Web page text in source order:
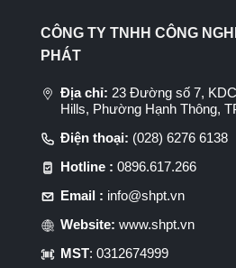
CÔNG TY TNHH CÔNG
PHÁT
Địa chỉ: 23 Đường số 7,
Hills, Phường Hạnh Thông,
Điện thoại: (028) 6276 6138
Hotline : 0896.617.266
Email : info@shpt.vn
Website: www.shpt.vn
MST: 0312674999